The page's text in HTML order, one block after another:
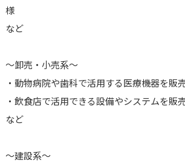
様
など
～卸売・小売系～
・動物病院や歯科で活用する医療機器を販
・飲食店で活用できる設備やシステムを販
など
～建設系～